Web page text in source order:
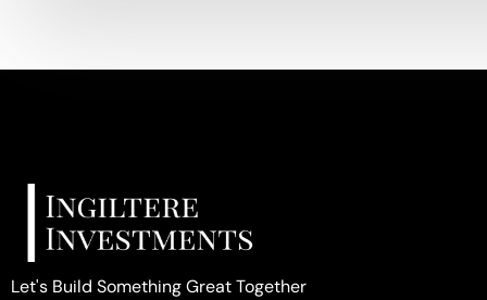
Let's Build Something Great Together